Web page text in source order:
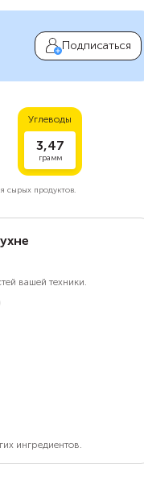
Подписаться
Углеводы
3,47
грамм
сырых продуктов.
вашей техники.
ингредиентов.